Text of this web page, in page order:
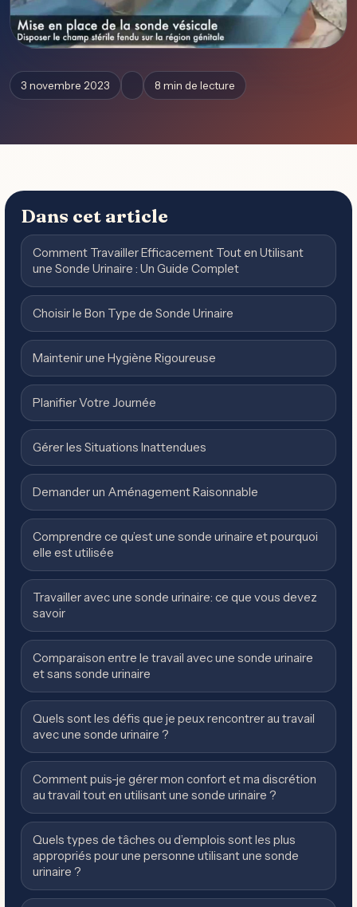
3 novembre 2023 8 min de lecture
Dans cet article
Comment Travailler Efficacement Tout en Utilisant
une Sonde Urinaire : Un Guide Complet
Choisir le Bon Type de Sonde Urinaire
Maintenir une Hygiène Rigoureuse
Planifier Votre Journée
Gérer les Situations Inattendues
Demander un Aménagement Raisonnable
Comprendre ce qu’est une sonde urinaire et pourquoi
elle est utilisée
Travailler avec une sonde urinaire: ce que vous devez
savoir
Comparaison entre le travail avec une sonde urinaire
et sans sonde urinaire
Quels sont les défis que je peux rencontrer au travail
avec une sonde urinaire ?
Comment puis-je gérer mon confort et ma discrétion
au travail tout en utilisant une sonde urinaire ?
Quels types de tâches ou d’emplois sont les plus
appropriés pour une personne utilisant une sonde
urinaire ?